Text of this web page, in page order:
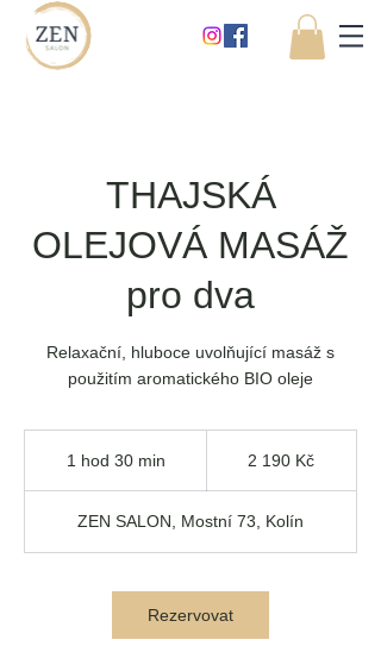
THAJSKÁ
OLEJOVÁ MASÁŽ
pro dva
Relaxační, hluboce uvolňující masáž s
použitím aromatického BIO oleje
1 hod 30 min
3
0
i
n
2 190 Kč
ZEN SALON, Mostní 73, Kolín
Rezervovat